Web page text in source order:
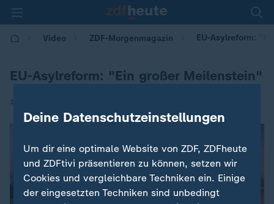
Video ZDF-Morgenmagazin EU-Asylreform:
EU-Asylreform: "Ein großer Meilenstein"
12.06.2026 | 05:30
Deine Datenschutzeinstellungen
Um dir eine optimale Website von ZDF, ZDFheute
und ZDFtivi präsentieren zu können, setzen wir
Cookies und vergleichbare Techniken ein. Einige
der eingesetzten Techniken sind unbedingt